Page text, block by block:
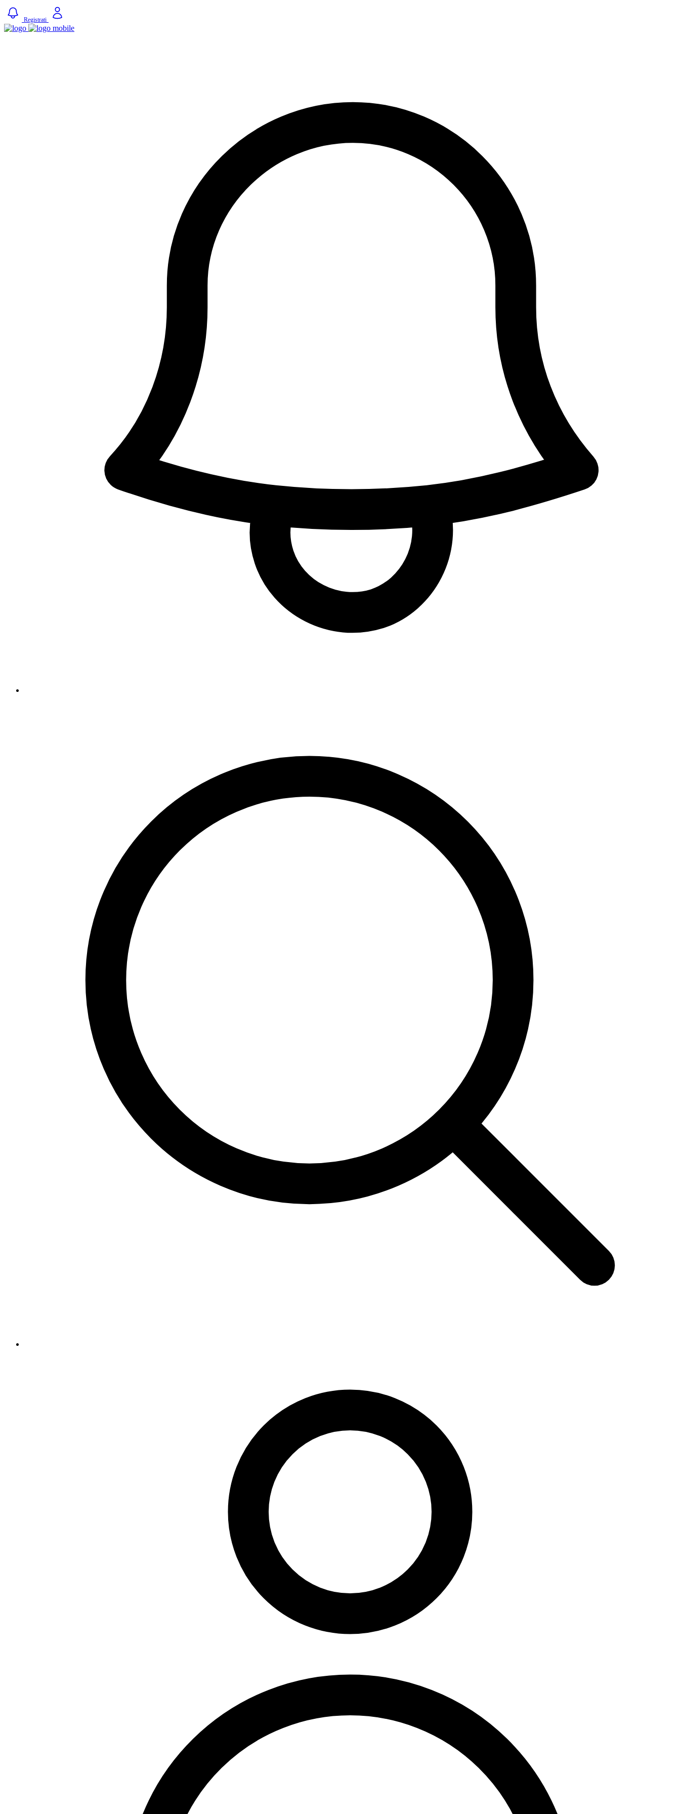
Registrati